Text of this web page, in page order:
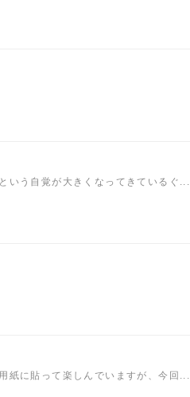
いう自覚が大きくなってきているぐ...
紙に貼って楽しんでいますが、今回...